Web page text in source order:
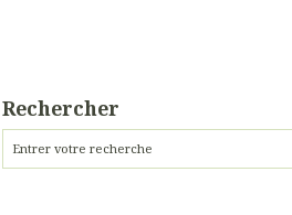
Rechercher